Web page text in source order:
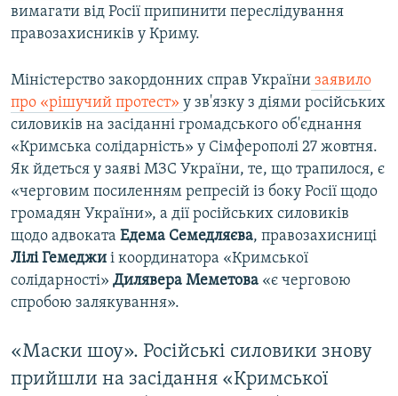
вимагати від Росії припинити переслідування
правозахисників у Криму.
Міністерство закордонних справ України заявило
про «рішучий протест» у зв'язку з діями російських
силовиків на засіданні громадського об'єднання
«Кримська солідарність» у Сімферополі 27 жовтня.
Як йдеться у заяві МЗС України, те, що трапилося, є
«черговим посиленням репресій із боку Росії щодо
громадян України», а дії російських силовиків
щодо адвоката Едема Семедляєва, правозахисниці
Лілі Гемеджи і координатора «Кримської
солідарності» Дилявера Меметова «є черговою
спробою залякування».​
«Маски шоу». Російські силовики знову
прийшли на засідання «Кримської